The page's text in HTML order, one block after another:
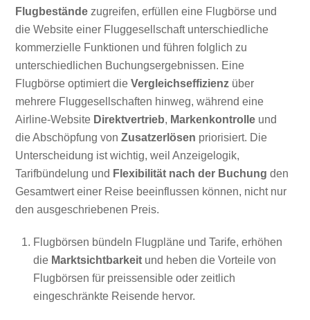
Flugbestände zugreifen, erfüllen eine Flugbörse und
die Website einer Fluggesellschaft unterschiedliche
kommerzielle Funktionen und führen folglich zu
unterschiedlichen Buchungsergebnissen. Eine
Flugbörse optimiert dieVergleichseffizienz über
mehrere Fluggesellschaften hinweg, während eine
Airline-Website Direktvertrieb, Markenkontrolle und
die Abschöpfung vonZusatzerlösen priorisiert. Die
Unterscheidung ist wichtig, weil Anzeigelogik,
Tarifbündelung und Flexibilität nach der Buchung den
Gesamtwert einer Reise beeinflussen können, nicht nur
den ausgeschriebenen Preis.
Flugbörsen bündeln Flugpläne und Tarife, erhöhen
die Marktsichtbarkeit und heben die Vorteile von
Flugbörsen für preissensible oder zeitlich
eingeschränkte Reisende hervor.